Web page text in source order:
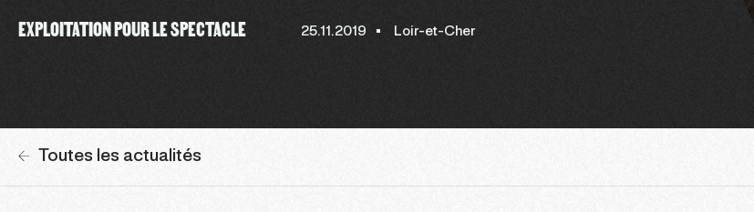
EXPLOITATION POUR LE SPECTACLE 25.11.2019 Loir-et-Cher
Toutes les actualités